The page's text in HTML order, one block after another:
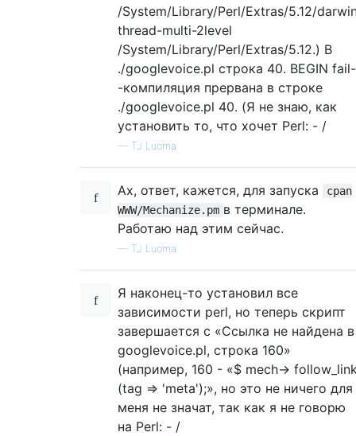
/System/Library/Perl/Extras/5.12/
thread-multi-2level
/System/Library/Perl/Extras/5.12.) В
./googlevoice.pl строка 40. BEGIN fail-
-компиляция прервана в строке
./googlevoice.pl 40. (Я не знаю, как
установить то, что хочет Perl: - /
— TJ Luoma
Ах, ответ, кажется, для запуска
cpan
WWW/Mechanize.pm в терминале.
Работаю над этим сейчас.
— TJ Luoma
Я наконец-то установил все
зависимости perl, но теперь скрипт
завершается с «Ссылка не найдена в
googlevoice.pl, строка 160»
(например, 160 - «$ mech->
(tag => 'meta');», но это не ничего для
меня не значат, так как я не говорю
на Perl: - /